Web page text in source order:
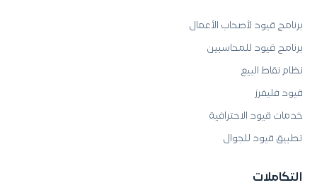
برنامج قيود لأصحاب الأعمال
برنامج قيود للمحاسبين
نظام نقاط البيع
قيود فليفرز
خدمات قيود الاحترافية
تطبيق قيود للجوال
التكاملات